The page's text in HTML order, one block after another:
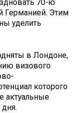
70-ю
Германией. Этим
уделить
в Лондоне,
визового
которого
актуальные